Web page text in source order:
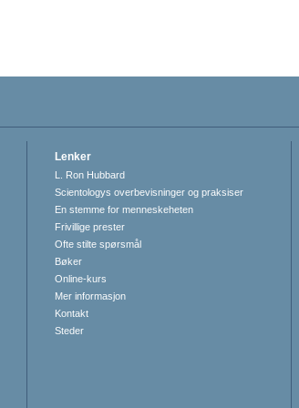
Lenker
L. Ron Hubbard
Scientologys overbevisninger og praksiser
En stemme for menneskeheten
Frivillige prester
Ofte stilte spørsmål
Bøker
Online-kurs
Mer informasjon
Kontakt
Steder